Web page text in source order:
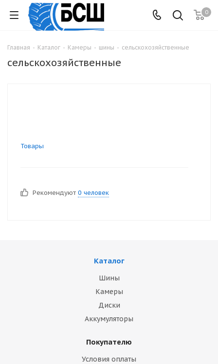
0
Главная - Каталог - Камеры - шины - сельскохозяйственные
сельскохозяйственные
Товары
Рекомендуют 0 человек
Каталог
Шины
Камеры
Диски
Аккумуляторы
Покупателю
Условия оплаты